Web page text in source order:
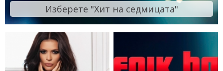
Изберете "Хит на седмицата"